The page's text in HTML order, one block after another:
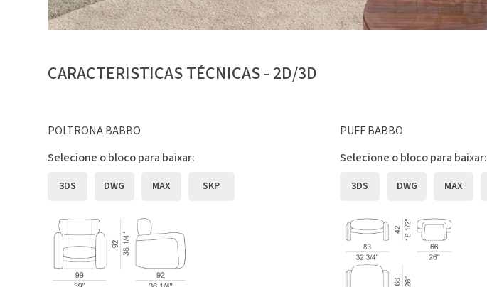
CARACTERISTICAS TÉCNICAS - 2D/3D
POLTRONA BABBO
Selecione o bloco para baixar:
3DS DWG MAX SKP
PUFF BABBO
Selecione o bloco para baixar:
3DS DWG MAX